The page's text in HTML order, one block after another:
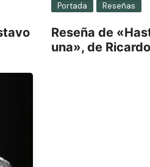
Portada Reseñas
Reseña de
una», de